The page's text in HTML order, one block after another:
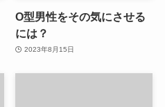
O型男性をその気にさせる
には？
2023年8月15日